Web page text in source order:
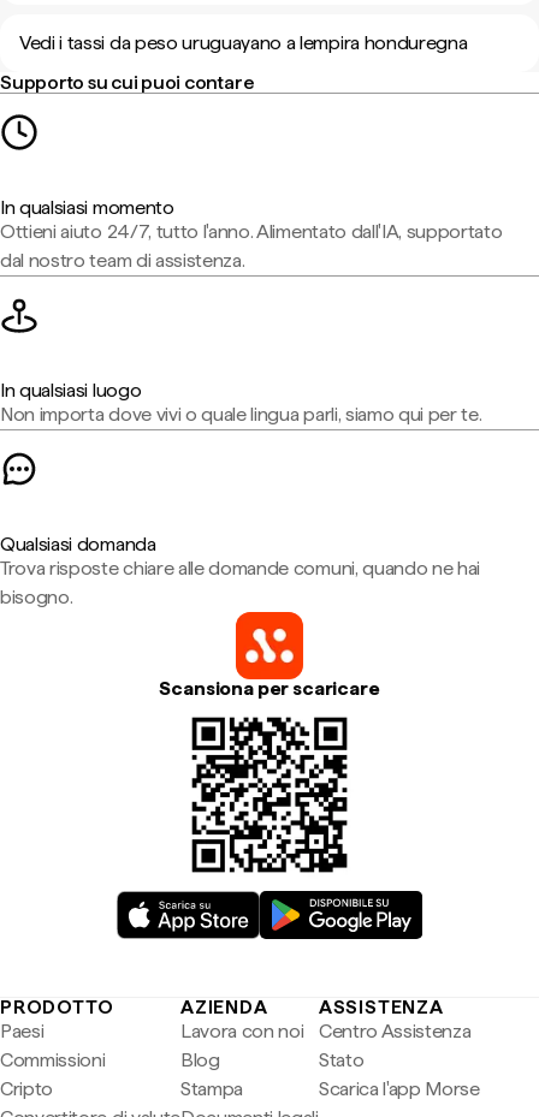
Vedi i tassi da peso uruguayano a lempira honduregna
Supporto su cui puoi contare
In qualsiasi momento
Ottieni aiuto 24/7, tutto l'anno. Alimentato dall'IA, supportato
dal nostro team di assistenza.
In qualsiasi luogo
Non importa dove vivi o quale lingua parli, siamo qui per te.
Qualsiasi domanda
Trova risposte chiare alle domande comuni, quando ne hai
bisogno.
Scansiona per scaricare
PRODOTTO
Paesi
Commissioni
Cripto
AZIENDA
Lavora con noi
Blog
Stampa
ASSISTENZA
Centro Assistenza
Stato
Scarica l'app Morse